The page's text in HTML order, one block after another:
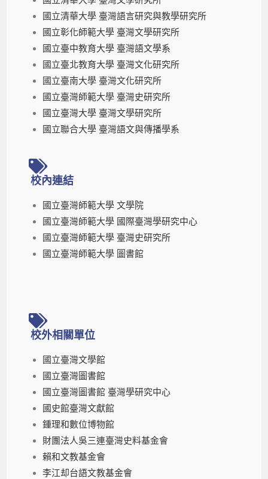
國立清華大學 臺灣語言研究與教學研究所
國立彰化師範大學 臺灣文學研究所
國立臺中教育大學 臺灣語文學系
國立臺北教育大學 臺灣文化研究所
國立臺南大學 臺灣文化研究所
國立臺灣師範大學 臺灣史研究所
國立臺灣大學 臺灣文學研究所
國立聯合大學 臺灣語文與傳播學系
校內連結
國立臺灣師範大學 文學院
國立臺灣師範大學 國際臺灣學研究中心
國立臺灣師範大學 臺灣史研究所
國立臺灣師範大學 圖書館
校外相關單位
國立臺灣文學館
國立臺灣圖書館
國立臺灣圖書館 臺灣學研究中心
國史館臺灣文獻館
鍾理和數位博物館
財團法人吳三連臺灣史料基金會
賴和文教基金會
李江却台語文教基金會